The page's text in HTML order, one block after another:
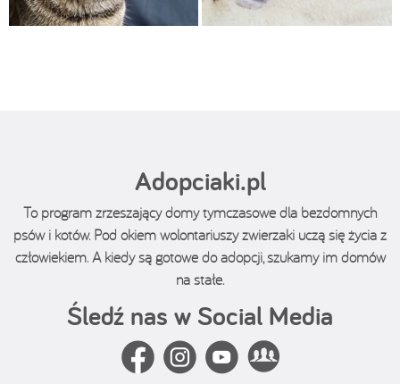
Adopciaki.pl
To program zrzeszający domy tymczasowe dla bezdomnych
psów i kotów. Pod okiem wolontariuszy zwierzaki uczą się życia z
człowiekiem. A kiedy są gotowe do adopcji, szukamy im domów
na stałe.
Śledź nas w Social Media